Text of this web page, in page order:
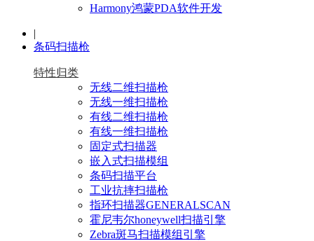
Harmony鸿蒙PDA软件开发
|
条码扫描枪
特性归类
无线二维扫描枪
无线一维扫描枪
有线二维扫描枪
有线一维扫描枪
固定式扫描器
嵌入式扫描模组
条码扫描平台
工业抗摔扫描枪
指环扫描器GENERALSCAN
霍尼韦尔honeywell扫描引擎
Zebra斑马扫描模组引擎